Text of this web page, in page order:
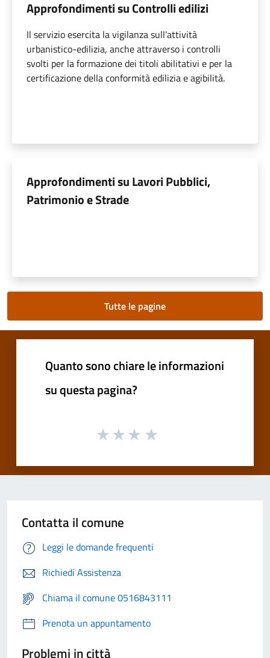
Approfondimenti su Controlli edilizi
Il servizio esercita la vigilanza sull’attività
urbanistico-edilizia, anche attraverso i controlli
svolti per la formazione dei titoli abilitativi e per la
certificazione della conformità edilizia e agibilità.
Approfondimenti su Lavori Pubblici,
Patrimonio e Strade
Tutte le pagine
Quanto sono chiare le informazioni
su questa pagina?
Contatta il comune
Leggi le domande frequenti
Richiedi Assistenza
Chiama il comune 0516843111
Prenota un appuntamento
Problemi in città